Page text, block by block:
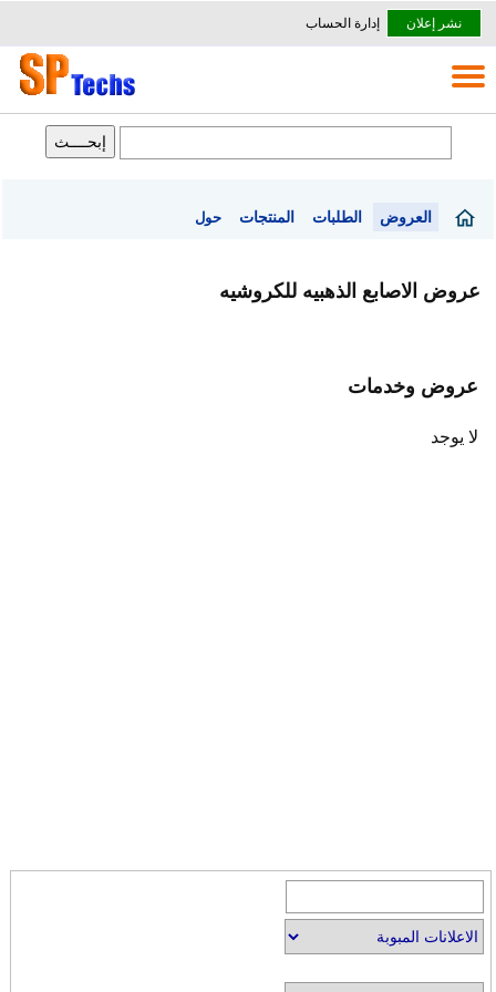
نشر إعلان إدارة الحساب
العروض الطلبات المنتجات حول
عروض الاصابع الذهبيه للكروشيه
عروض وخدمات
لا يوجد